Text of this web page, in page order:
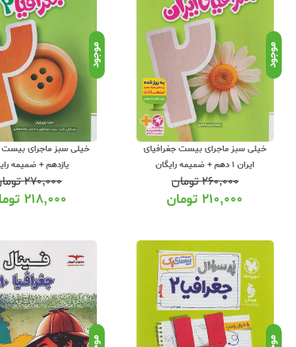
کتاب جامع ترین و به روز
نظر خود را با تخفیف ویژه ، قیمت مناسب و ارسال رایگان
کتابهای
تمامی مقاطع تحصیلی تا کنکور را آنلاین سفارش داده و درب
موجود
خیلی سبز ماجرای بیست جغرافیای
ایران 1 دهم + ضمیمه رایگان
۲۶۰,۰۰۰تومان
۲۱۰,۰۰۰ تومان
موجود
یازدهم + ضمیمه
۲۷۰,۰۰۰
۲۱۸,۰۰۰